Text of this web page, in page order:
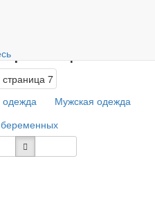
7
Мужская одежда